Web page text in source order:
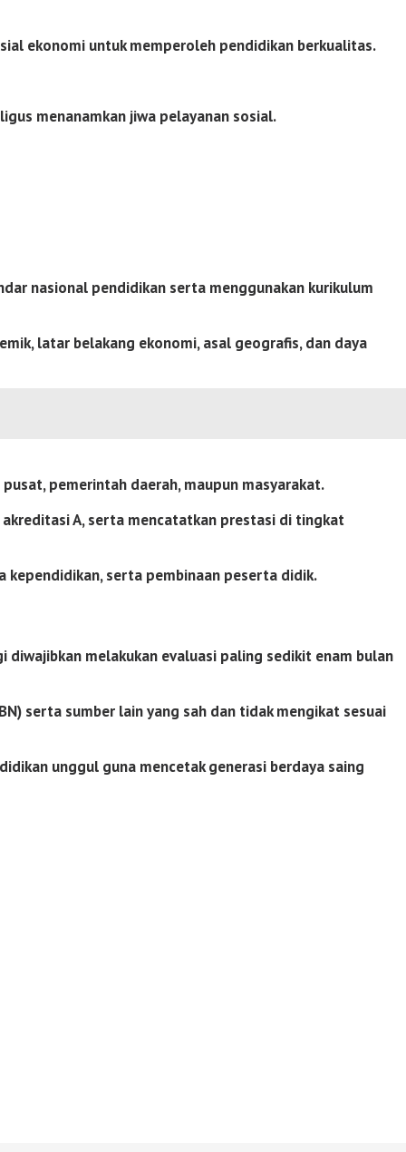
ekonomi untuk memperoleh pendidikan berkualitas.
menanamkan jiwa pelayanan sosial.
nasional pendidikan serta menggunakan kurikulum
latar belakang ekonomi, asal geografis, dan daya
pemerintah daerah, maupun masyarakat.
A, serta mencatatkan prestasi di tingkat
kependidikan, serta pembinaan peserta didik.
diwajibkan melakukan evaluasi paling sedikit enam bulan
serta sumber lain yang sah dan tidak mengikat sesuai
unggul guna mencetak generasi berdaya saing